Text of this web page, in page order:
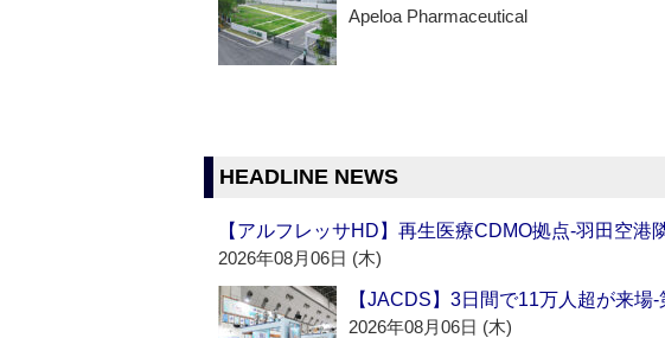
Apeloa Pharmaceutical
HEADLINE NEWS
【アルフレッサHD】再生医療CDMO拠点‐羽田空港
2026年08月06日 (木)
【JACDS】3日間で11万人超が来場
2026年08月06日 (木)